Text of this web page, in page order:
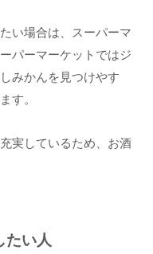
い場合は、スーパーマ
パーマーケットではジ
みかんを見つけやす
す。
実しているため、お酒
たい人